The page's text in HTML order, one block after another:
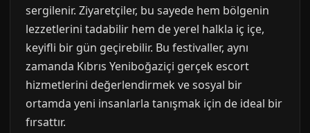
sergilenir. Ziyaretçiler, bu sayede hem bölgenin
lezzetlerini tadabilir hem de yerel halkla iç içe,
keyifli bir gün geçirebilir. Bu festivaller, aynı
zamanda Kıbrıs Yeniboğaziçi gerçek escort
hizmetlerini değerlendirmek ve sosyal bir
ortamda yeni insanlarla tanışmak için de ideal bir
fırsattır.